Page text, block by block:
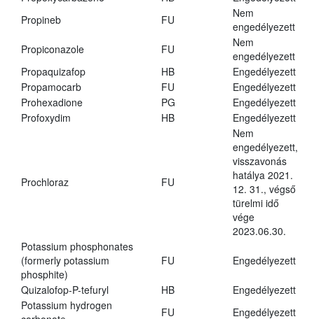
Propineb
FU
Nem
engedélyezett
Propiconazole
FU
Nem
engedélyezett
Propaquizafop
HB
Engedélyezett
Propamocarb
FU
Engedélyezett
Prohexadione
PG
Engedélyezett
Profoxydim
HB Engedélyezett
Prochloraz FU
Nem
engedélyezett,
visszavonás
hatálya 2021.
12. 31., végső
türelmi idő
vége
2023.06.30.
Potassium phosphonates
(formerly potassium
phosphite)
FU Engedélyezett
Quizalofop-P-tefuryl HB
Engedélyezett
Potassium hydrogen
FU
Engedélyezett